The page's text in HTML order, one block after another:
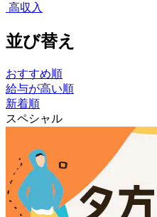
高収入
並び替え
おすすめ順
給与が高い順
新着順
スペシャル